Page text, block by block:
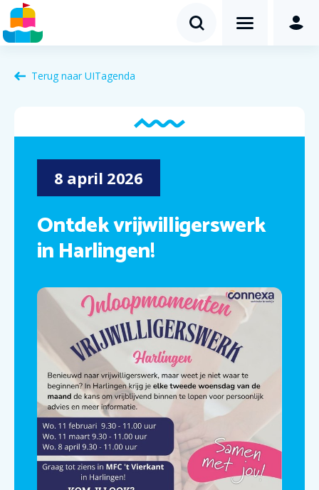
Terug naar UITagenda
8 april 2026
Ontdek vrijwilligerswerk
in Harlingen!